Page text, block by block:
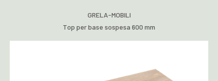
GRELA-MOBILI
Top per base sospesa 600 mm